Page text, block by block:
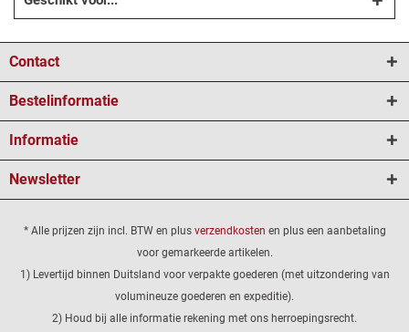
Contact
Bestelinformatie
Informatie
Newsletter
* Alle prijzen zijn incl. BTW en plus verzendkosten en plus een aanbetaling
voor gemarkeerde artikelen.
1) Levertijd binnen Duitsland voor verpakte goederen (met uitzondering van
volumineuze goederen en expeditie).
2) Houd bij alle informatie rekening met ons herroepingsrecht.